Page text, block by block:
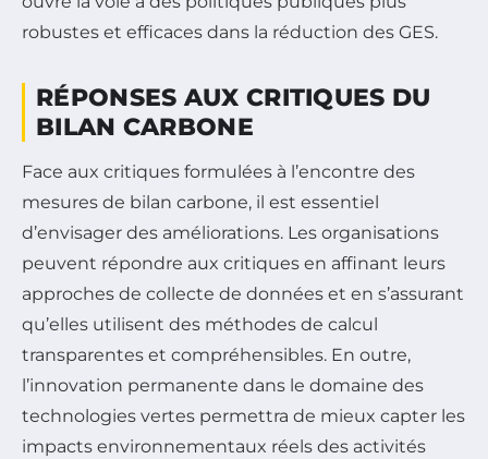
robustes et efficaces dans la réduction des GES.
RÉPONSES AUX CRITIQUES DU
BILAN CARBONE
Face aux critiques formulées à l’encontre des
mesures de bilan carbone, il est essentiel
d’envisager des améliorations. Les organisations
peuvent répondre aux critiques en affinant leurs
approches de collecte de données et en s’assurant
qu’elles utilisent des méthodes de calcul
transparentes et compréhensibles. En outre,
l’innovation permanente dans le domaine des
technologies vertes permettra de mieux capter les
impacts environnementaux réels des activités